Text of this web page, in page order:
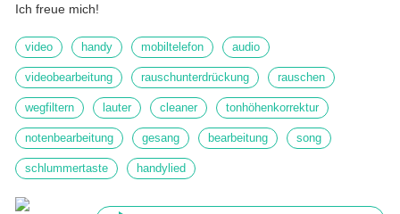
Ich freue mich!
video handy mobiltelefon audio
videobearbeitung rauschunterdrückung rauschen
wegfiltern lauter cleaner tonhöhenkorrektur
notenbearbeitung gesang bearbeitung song
schlummertaste handylied